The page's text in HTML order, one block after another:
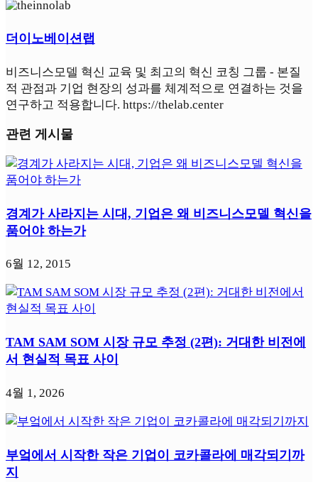
더이노베이션랩
비즈니스모델 혁신 교육 및 최고의 혁신 코칭 그룹 - 본질
적 관점과 기업 현장의 성과를 체계적으로 연결하는 것을
연구하고 적용합니다. https://thelab.center
관련 게시물
경계가 사라지는 시대, 기업은 왜 비즈니스모델 혁신을
품어야 하는가
6월 12, 2015
TAM SAM SOM 시장 규모 추정 (2편): 거대한 비전에
서 현실적 목표 사이
4월 1, 2026
부엌에서 시작한 작은 기업이 코카콜라에 매각되기까
지